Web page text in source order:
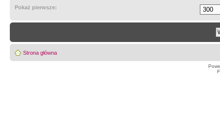
Pokaż pierwsze:
Strona główna